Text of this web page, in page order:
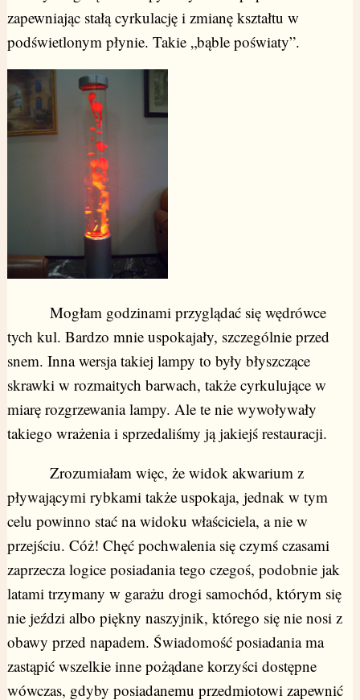
zapewniając stałą cyrkulację i zmianę kształtu w
podświetlonym płynie. Takie „bąble poświaty”.
Mogłam godzinami przyglądać się wędrówce
tych kul. Bardzo mnie uspokajały, szczególnie przed
snem. Inna wersja takiej lampy to były błyszczące
skrawki w rozmaitych barwach, także cyrkulujące w
miarę rozgrzewania lampy. Ale te nie wywoływały
takiego wrażenia i sprzedaliśmy ją jakiejś restauracji.
Zrozumiałam więc, że widok akwarium z
pływającymi rybkami także uspokaja, jednak w tym
celu powinno stać na widoku właściciela, a nie w
przejściu. Cóż! Chęć pochwalenia się czymś czasami
zaprzecza logice posiadania tego czegoś, podobnie jak
latami trzymany w garażu drogi samochód, którym się
nie jeździ albo piękny naszyjnik, którego się nie nosi z
obawy przed napadem. Świadomość posiadania ma
zastąpić wszelkie inne pożądane korzyści dostępne
wówczas, gdyby posiadanemu przedmiotowi zapewnić